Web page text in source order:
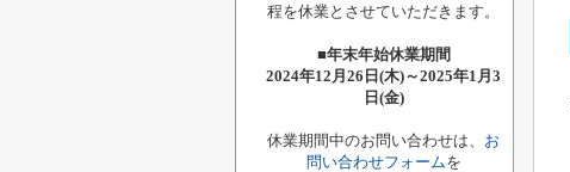
程を休業とさせていただきます。
■年末年始休業期間
2024年12月26日(木)～2025年1月3
日(金)
休業期間中のお問い合わせは、 お
問い合わせフォームを